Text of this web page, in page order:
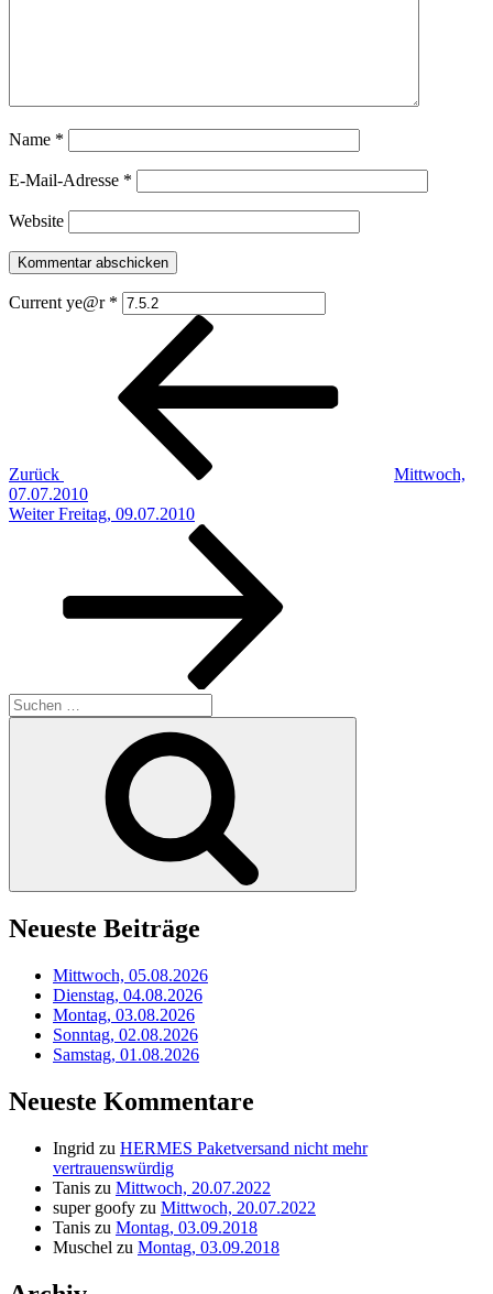
Name *
E-Mail-Adresse *
Website
Current ye@r *
Beitragsnavigation
Zurück
Mittwoch,
07.07.2010
Nächster
Weiter Freitag, 09.07.2010
Suchen
nach:
Neueste Beiträge
Mittwoch, 05.08.2026
Dienstag, 04.08.2026
Montag, 03.08.2026
Sonntag, 02.08.2026
Samstag, 01.08.2026
Neueste Kommentare
Ingrid zu HERMES Paketversand nicht mehr
vertrauenswürdig
Tanis zu Mittwoch, 20.07.2022
super goofy zu Mittwoch, 20.07.2022
Tanis zu Montag, 03.09.2018
Muschel zu Montag, 03.09.2018